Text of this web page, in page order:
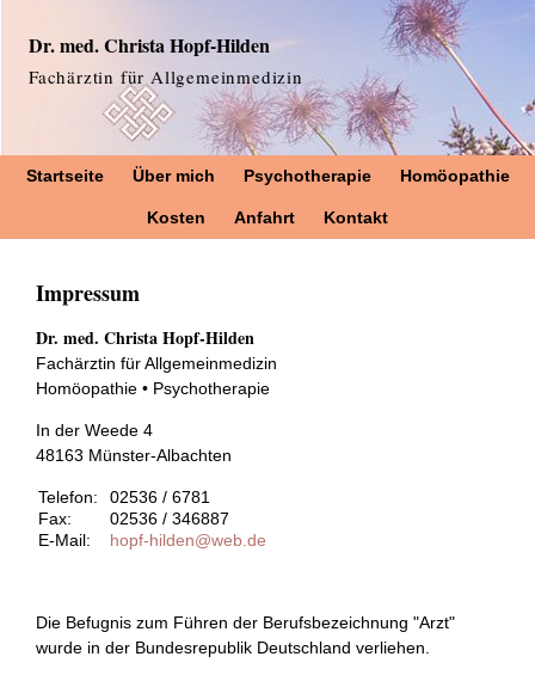
Dr. med. Christa Hopf-Hilden
Fachärztin für Allgemeinmedizin
Startseite Über mich Psychotherapie Homöopathie
Kosten Anfahrt Kontakt
Impressum
Dr. med. Christa Hopf-Hilden
Fachärztin für Allgemeinmedizin
Homöopathie • Psychotherapie
In der Weede 4
48163 Münster-Albachten
Telefon:
02536 / 6781
Fax:
02536 / 346887
E-Mail:
hopf-hilden@web.de
Die Befugnis zum Führen der Berufsbezeichnung "Arzt"
wurde in der Bundesrepublik Deutschland verliehen.